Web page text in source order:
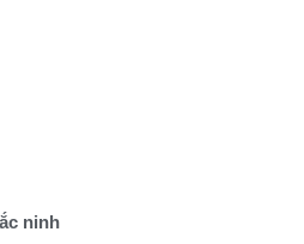
ninh